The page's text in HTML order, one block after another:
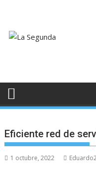
Eficiente red de
1 octubre, 2022